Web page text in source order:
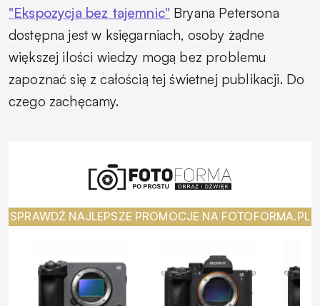
"Ekspozycja bez tajemnic" Bryana Petersona
dostępna jest w księgarniach, osoby żądne
większej ilości wiedzy mogą bez problemu
zapoznać się z całością tej świetnej publikacji. Do
czego zachęcamy.
SPRAWDŹ NAJLEPSZE PROMOCJE NA FOTOFORMA.PL